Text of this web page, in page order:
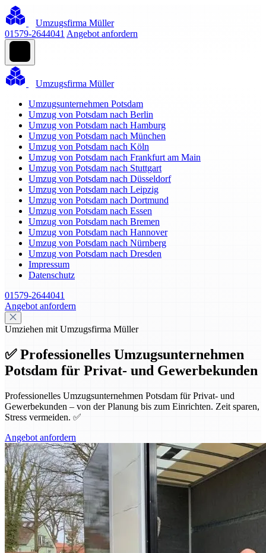
Umzugsfirma Müller
01579-2644041 Angebot anfordern
Umzugsfirma Müller
Umzugsunternehmen Potsdam
Umzug von Potsdam nach Berlin
Umzug von Potsdam nach Hamburg
Umzug von Potsdam nach München
Umzug von Potsdam nach Köln
Umzug von Potsdam nach Frankfurt am Main
Umzug von Potsdam nach Stuttgart
Umzug von Potsdam nach Düsseldorf
Umzug von Potsdam nach Leipzig
Umzug von Potsdam nach Dortmund
Umzug von Potsdam nach Essen
Umzug von Potsdam nach Bremen
Umzug von Potsdam nach Hannover
Umzug von Potsdam nach Nürnberg
Umzug von Potsdam nach Dresden
Impressum
Datenschutz
01579-2644041
Angebot anfordern
Umziehen mit Umzugsfirma Müller
✅ Professionelles Umzugsunternehmen
Potsdam für Privat- und Gewerbekunden
Professionelles Umzugsunternehmen Potsdam für Privat- und
Gewerbekunden – von der Planung bis zum Einrichten. Zeit sparen,
Stress vermeiden. ✅
Angebot anfordern